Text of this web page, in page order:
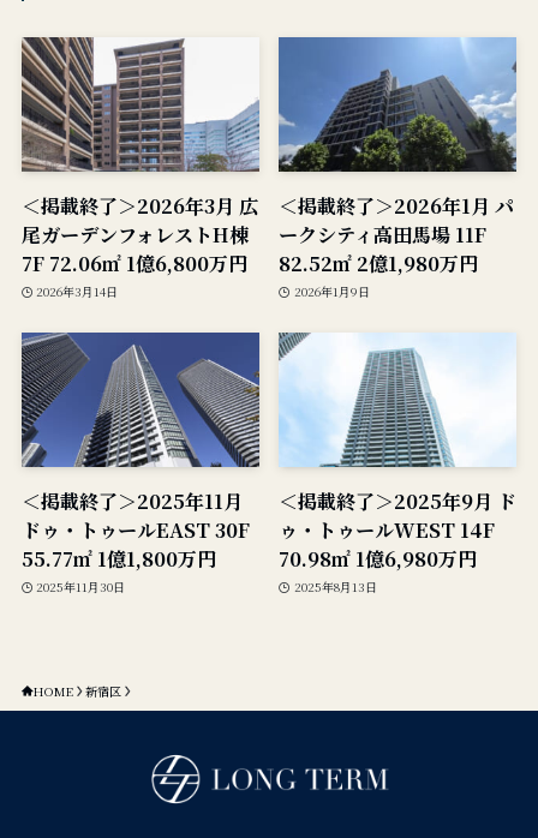
＜掲載終了＞2026年3月 広
尾ガーデンフォレストH棟
7F 72.06㎡ 1億6,800万円
2026年3月14日
＜掲載終了＞2026年1月 パ
ークシティ高田馬場 11F
82.52㎡ 2億1,980万円
2026年1月9日
＜掲載終了＞2025年11月
ドゥ・トゥールEAST 30F
55.77㎡ 1億1,800万円
2025年11月30日
＜掲載終了＞2025年9月 ド
ゥ・トゥールWEST 14F
70.98㎡ 1億6,980万円
2025年8月13日
HOME 新宿区